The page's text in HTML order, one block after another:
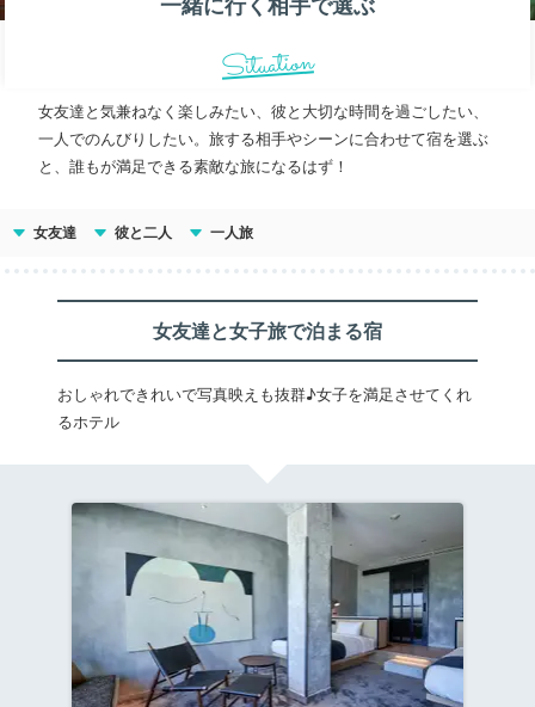
一緒に行く相手で選ぶ
Situation
女友達と気兼ねなく楽しみたい、彼と大切な時間を過ごしたい、
一人でのんびりしたい。旅する相手やシーンに合わせて宿を選ぶ
と、誰もが満足できる素敵な旅になるはず！
女友達 彼と二人 一人旅
女友達と女子旅で泊まる宿
おしゃれできれいで写真映えも抜群♪女子を満足させてくれ
るホテル